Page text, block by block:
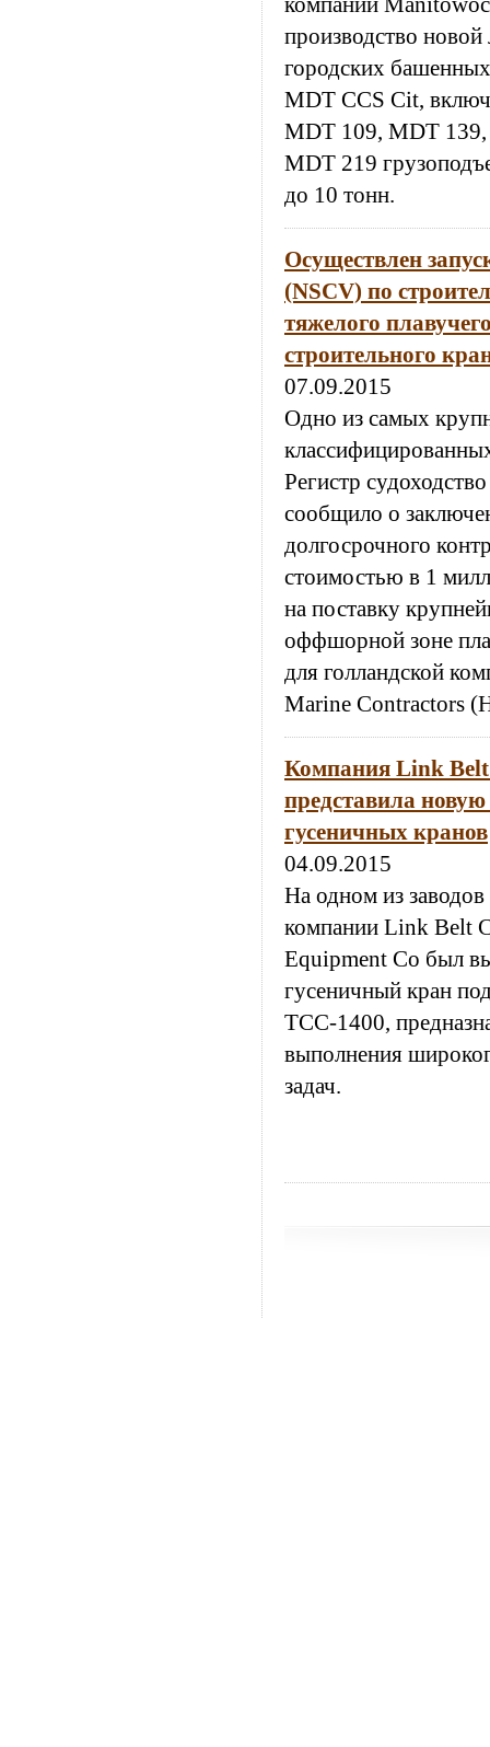
производство новой
городских
MDT CCS Cit,
MDT 109, MDT
MDT 219
до 10 тонн.
Осуществлен
(NSCV) по
тяжелого
строительного
07.09.2015
Одно из самых
Регистр
сообщило о
долгосрочного
стоимостью в 1
на поставку
оффшорной зоне
для голландской
Marine Contractors
Компания Link Belt
представила
гусеничных кранов
04.09.2015
На одном из
компании Link Belt
Equipment Co был
гусеничный кран
ТСС-1400,
выполнения
задач.